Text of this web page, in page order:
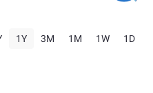
1D
1W
1M
3M
1Y